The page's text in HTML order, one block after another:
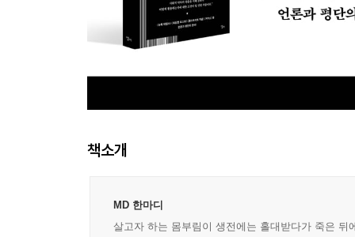
책소개
MD 한마디
살고자 하는 몸부림이 생전에는 홀대받다가 죽은